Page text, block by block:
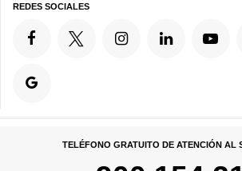
REDES SOCIALES
TELÉFONO GRATUITO DE ATENCIÓN AL